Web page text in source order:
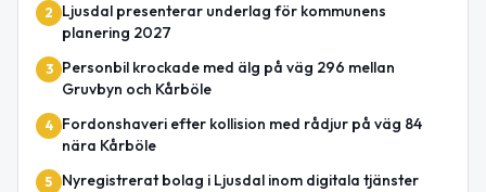
2
Ljusdal presenterar underlag för kommunens
planering 2027
3
Personbil krockade med älg på väg 296 mellan
Gruvbyn och Kårböle
4
Fordonshaveri efter kollision med rådjur på väg 84
nära Kårböle
5 Nyregistrerat bolag i Ljusdal inom digitala tjänster